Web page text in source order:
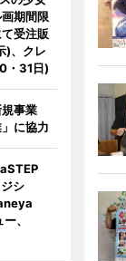
期間限
受注販
)、クレ
・31日)
事業
に協力
シ
、